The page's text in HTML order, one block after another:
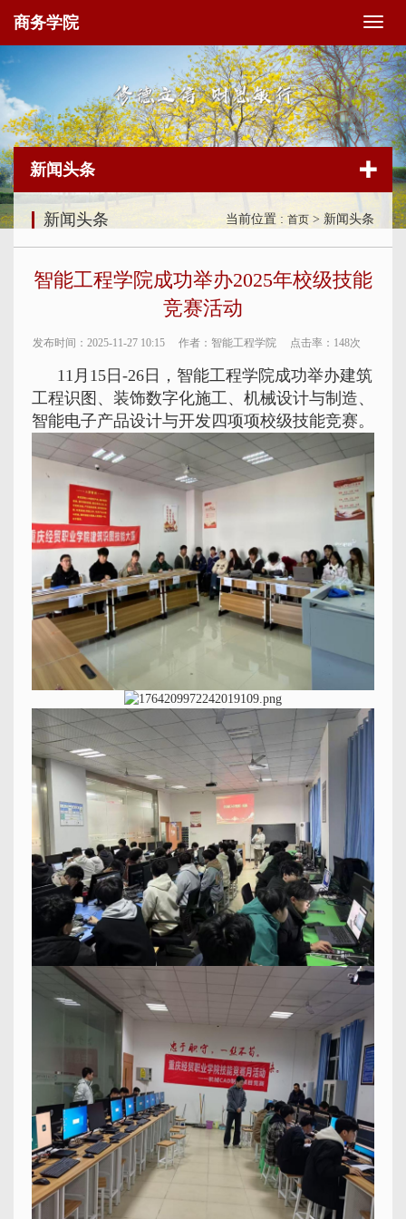
切
导
航
商务学院
新闻头条
新闻头条 当前位置 : 首页 > 新闻头条
智能工程学院成功举办2025年校级技能
竞赛活动
发布时间：2025-11-27 10:15 作者：智能工程学院 点击率： 148次
11月15日-26日，智能工程学院成功举办建筑
工程识图、 装饰数字化施工、机械设计与制造、
智能电子产品设计与开发四项项校级技能竞赛。